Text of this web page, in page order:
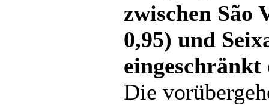
zwischen São
0,95) und
eingeschränkt
Die